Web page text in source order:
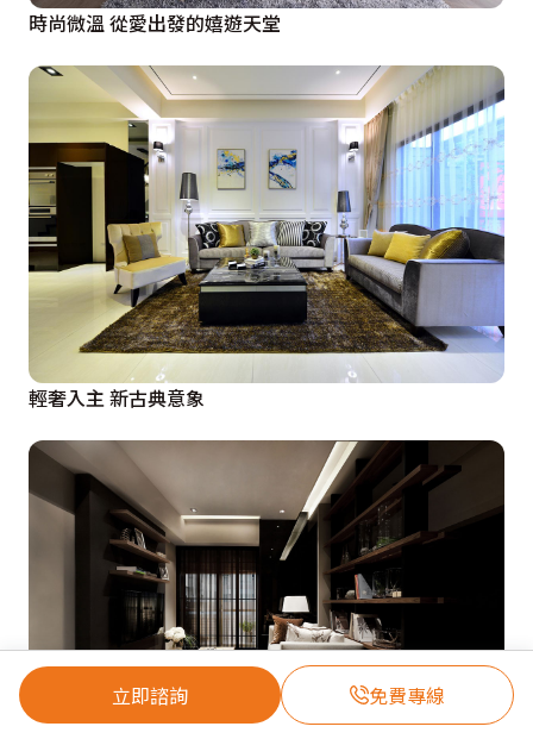
立即諮詢 免費專線
時尚微溫 從愛出發的嬉遊天堂
輕奢入主 新古典意象